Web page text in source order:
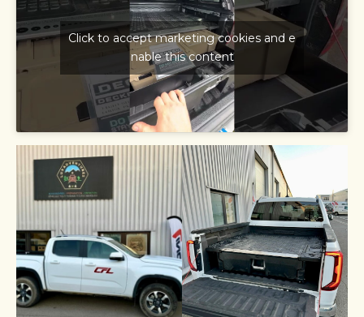
Click to accept marketing cookies and e
nable this content